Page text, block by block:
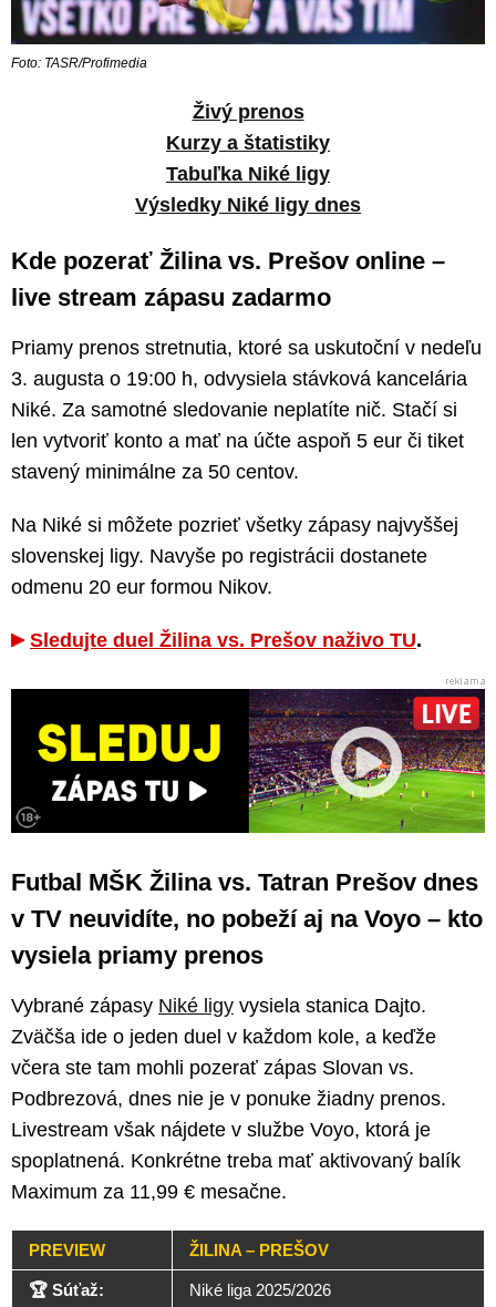
Foto: TASR/Profimedia
Živý prenos
Kurzy a štatistiky
Tabuľka Niké ligy
Výsledky Niké ligy dnes
Kde pozerať Žilina vs. Prešov online –
live stream zápasu zadarmo
Priamy prenos stretnutia, ktoré sa uskutoční v nedeľu
3. augusta o 19:00 h, odvysiela stávková kancelária
Niké. Za samotné sledovanie neplatíte nič. Stačí si
len vytvoriť konto a mať na účte aspoň 5 eur či tiket
stavený minimálne za 50 centov.
Na Niké si môžete pozrieť všetky zápasy najvyššej
slovenskej ligy. Navyše po registrácii dostanete
odmenu 20 eur formou Nikov.
Sledujte duel Žilina vs. Prešov naživo TU.
Futbal MŠK Žilina vs. Tatran Prešov dnes
v TV neuvidíte, no pobeží aj na Voyo – kto
vysiela priamy prenos
Vybrané zápasy Niké ligy vysiela stanica Dajto.
Zväčša ide o jeden duel v každom kole, a keďže
včera ste tam mohli pozerať zápas Slovan vs.
Podbrezová, dnes nie je v ponuke žiadny prenos.
Livestream však nájdete v službe Voyo, ktorá je
spoplatnená. Konkrétne treba mať aktivovaný balík
Maximum za 11,99 € mesačne.
PREVIEW ŽILINA – PREŠOV
🏆 Súťaž: Niké liga 2025/2026